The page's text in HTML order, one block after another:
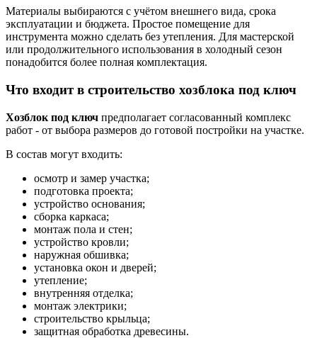
Материалы выбираются с учётом внешнего вида, срока
эксплуатации и бюджета. Простое помещение для
инструмента можно сделать без утепления. Для мастерской
или продолжительного использования в холодный сезон
понадобится более полная комплектация.
Что входит в строительство хозблока под ключ
Хозблок под ключ предполагает согласованный комплекс
работ - от выбора размеров до готовой постройки на участке.
В состав могут входить:
осмотр и замер участка;
подготовка проекта;
устройство основания;
сборка каркаса;
монтаж пола и стен;
устройство кровли;
наружная обшивка;
установка окон и дверей;
утепление;
внутренняя отделка;
монтаж электрики;
строительство крыльца;
защитная обработка древесины.